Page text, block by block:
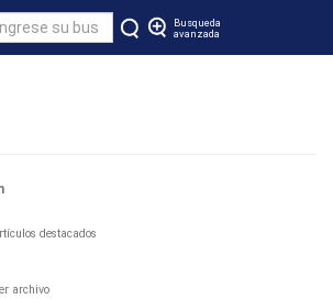
Busqueda
avanzada
destacados
archivo